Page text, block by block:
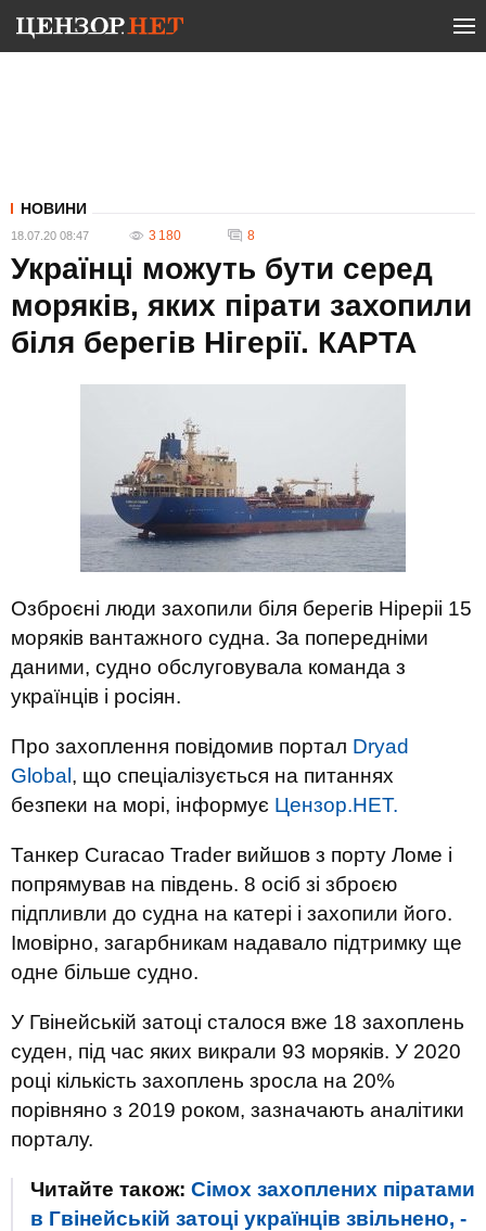
НОВИНИ
18.07.20 08:47 3 180 8
Українці можуть бути серед
моряків, яких пірати захопили
біля берегів Нігерії. КАРТА
Озброєні люди захопили біля берегів Ніреріі 15
моряків вантажного судна. За попередніми
даними, судно обслуговувала команда з
українців і росіян.
Про захоплення повідомив портал Dryad
Global , що спеціалізується на питаннях
безпеки на морі, інформує Цензор.НЕТ.
Танкер Curacao Trader вийшов з порту Ломе і
попрямував на південь. 8 осіб зі зброєю
підпливли до судна на катері і захопили його.
Імовірно, загарбникам надавало підтримку ще
одне більше судно.
У Гвінейській затоці сталося вже 18 захоплень
суден, під час яких викрали 93 моряків. У 2020
році кількість захоплень зросла на 20%
порівняно з 2019 роком, зазначають аналітики
порталу.
Читайте також: Сімох захоплених піратами
в Гвінейській затоці українців звільнено, -